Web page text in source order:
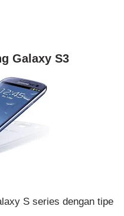
Galaxy S3
S series dengan tipe